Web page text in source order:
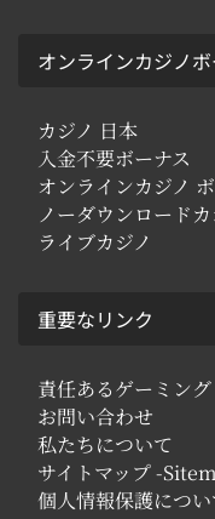
オンラインカジノ
カジノ 日本
入金不要ボーナス
オンラインカジノ
ノーダウンロードカ
ライブカジノ
重要なリンク
責任あるゲーミン
お問い合わせ
私たちについて
サイトマップ -
個人情報保護につ